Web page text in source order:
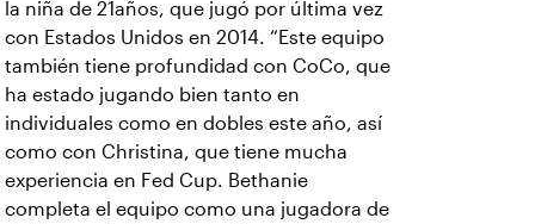
la niña de 21años, que jugó por última vez
con Estados Unidos en 2014. “Este equipo
también tiene profundidad con CoCo, que
ha estado jugando bien tanto en
individuales como en dobles este año, así
como con Christina, que tiene mucha
experiencia en Fed Cup. Bethanie
completa el equipo como una jugadora de